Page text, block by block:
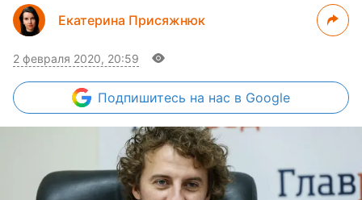
Екатерина Присяжнюк
2 февраля 2020, 20:59
Подпишитесь на нас в Google